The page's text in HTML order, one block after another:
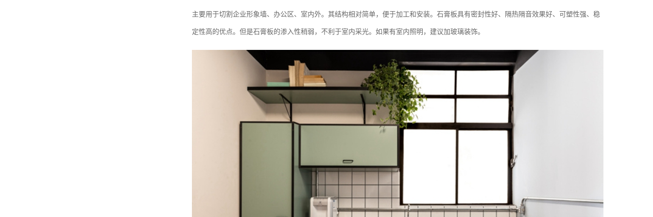
主要用于切割企业形象墙、办公区、室内外。其结构相对简单，便于加工和安装。石膏板具有密封性好、隔热隔音效果好、可塑性强、稳
定性高的优点。但是石膏板的渗入性稍弱，不利于室内采光。如果有室内照明，建议加玻璃装饰。